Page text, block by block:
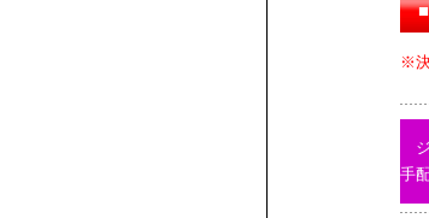
※
商
手配